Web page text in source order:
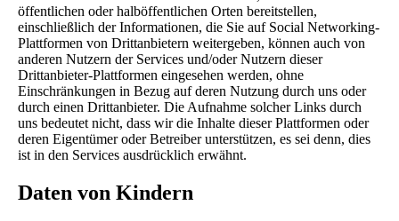
öffentlichen oder halböffentlichen Orten bereitstellen,
einschließlich der Informationen, die Sie auf Social Networking-
Plattformen von Drittanbietern weitergeben, können auch von
anderen Nutzern der Services und/oder Nutzern dieser
Drittanbieter-Plattformen eingesehen werden, ohne
Einschränkungen in Bezug auf deren Nutzung durch uns oder
durch einen Drittanbieter. Die Aufnahme solcher Links durch
uns bedeutet nicht, dass wir die Inhalte dieser Plattformen oder
deren Eigentümer oder Betreiber unterstützen, es sei denn, dies
ist in den Services ausdrücklich erwähnt.
Daten von Kindern